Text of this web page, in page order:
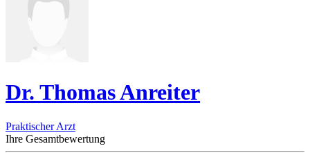
Dr. Thomas Anreiter
Praktischer Arzt
Ihre Gesamtbewertung